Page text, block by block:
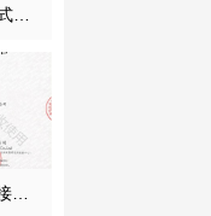
2018年橡胶接头性能检测报告结果